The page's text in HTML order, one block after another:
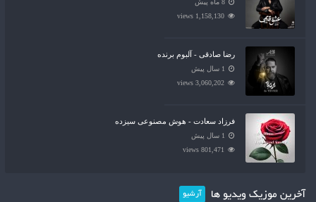
8 ماه پیش
1,158,130 views
رضا صادقی - آلبوم برنده
1 سال پیش
3,060,202 views
فرزاد سعادت - هوش مصنوعی سیزده
1 سال پیش
801,471 views
آخرین موزیک ویدیو ها آرشیو